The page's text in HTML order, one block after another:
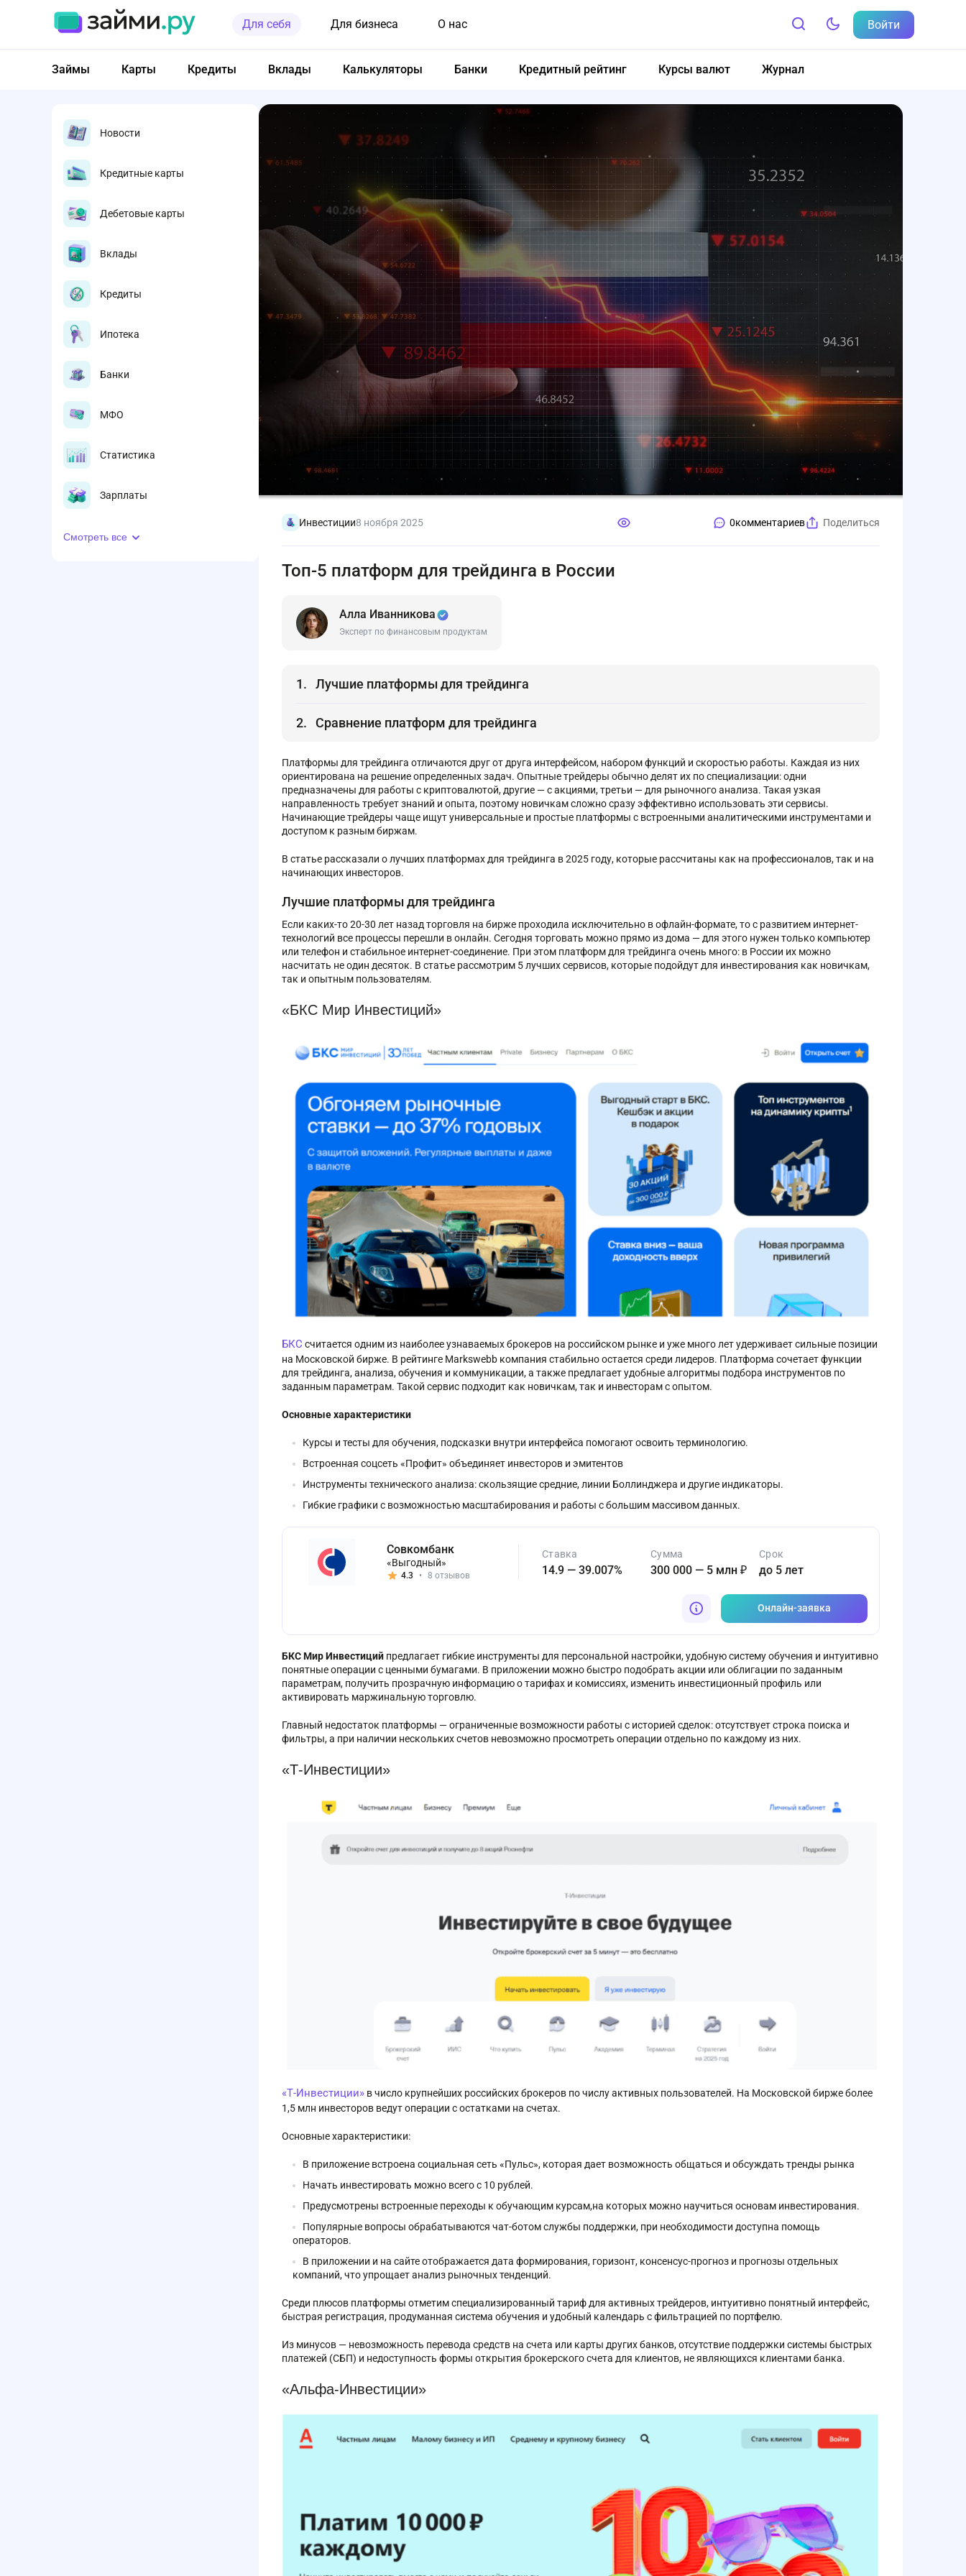
Для себя Для бизнеса О нас Войти
Займы Карты Кредиты Вклады Калькуляторы Банки Кредитный рейтинг Курсы валют Журнал
Новости
Кредитные карты
Дебетовые карты
Вклады
Кредиты
Ипотека
Банки
МФО
Статистика
Зарплаты
Смотреть все
Инвестиции8 ноября 2025 0комментариев Поделиться
Топ-5 платформ для трейдинга в России
Алла Иванникова
Эксперт по финансовым продуктам
Лучшие платформы для трейдинга
Сравнение платформ для трейдинга
Платформы для трейдинга отличаются друг от друга интерфейсом, набором функций и скоростью работы. Каждая из них
ориентирована на решение определенных задач. Опытные трейдеры обычно делят их по специализации: одни
предназначены для работы с криптовалютой, другие — с акциями, третьи — для рыночного анализа. Такая узкая
направленность требует знаний и опыта, поэтому новичкам сложно сразу эффективно использовать эти сервисы.
Начинающие трейдеры чаще ищут универсальные и простые платформы с встроенными аналитическими инструментами и
доступом к разным биржам.
В статье рассказали о лучших платформах для трейдинга в 2025 году, которые рассчитаны как на профессионалов, так и на
начинающих инвесторов.
Лучшие платформы для трейдинга
Если каких-то 20-30 лет назад торговля на бирже проходила исключительно в офлайн-формате, то с развитием интернет-
технологий все процессы перешли в онлайн. Сегодня торговать можно прямо из дома — для этого нужен только компьютер
или телефон и стабильное интернет-соединение. При этом платформ для трейдинга очень много: в России их можно
насчитать не один десяток. В статье рассмотрим 5 лучших сервисов, которые подойдут для инвестирования как новичкам,
так и опытным пользователям.
«БКС Мир Инвестиций»
БКС считается одним из наиболее узнаваемых брокеров на российском рынке и уже много лет удерживает сильные позиции
на Московской бирже. В рейтинге Markswebb компания стабильно остается среди лидеров. Платформа сочетает функции
для трейдинга, анализа, обучения и коммуникации, а также предлагает удобные алгоритмы подбора инструментов по
заданным параметрам. Такой сервис подходит как новичкам, так и инвесторам с опытом.
Основные характеристики
Курсы и тесты для обучения, подсказки внутри интерфейса помогают освоить терминологию.
Встроенная соцсеть «Профит» объединяет инвесторов и эмитентов
Инструменты технического анализа: скользящие средние, линии Боллинджера и другие индикаторы.
Гибкие графики с возможностью масштабирования и работы с большим массивом данных.
Совкомбанк
«Выгодный»
4.3 • 8 отзывов
Ставка
14.9 — 39.007%
Сумма
300 000 — 5 млн ₽
Срок
до 5 лет
Онлайн-заявка
БКС Мир Инвестиций предлагает гибкие инструменты для персональной настройки, удобную систему обучения и интуитивно
понятные операции с ценными бумагами. В приложении можно быстро подобрать акции или облигации по заданным
параметрам, получить прозрачную информацию о тарифах и комиссиях, изменить инвестиционный профиль или
активировать маржинальную торговлю.
Главный недостаток платформы — ограниченные возможности работы с историей сделок: отсутствует строка поиска и
фильтры, а при наличии нескольких счетов невозможно просмотреть операции отдельно по каждому из них.
«Т-Инвестиции»
«Т-Инвестиции» в число крупнейших российских брокеров по числу активных пользователей. На Московской бирже более
1,5 млн инвесторов ведут операции с остатками на счетах.
Основные характеристики:
В приложение встроена социальная сеть «Пульс», которая дает возможность общаться и обсуждать тренды рынка
Начать инвестировать можно всего с 10 рублей.
Предусмотрены встроенные переходы к обучающим курсам,на которых можно научиться основам инвестирования.
Популярные вопросы обрабатываются чат-ботом службы поддержки, при необходимости доступна помощь
операторов.
В приложении и на сайте отображается дата формирования, горизонт, консенсус-прогноз и прогнозы отдельных
компаний, что упрощает анализ рыночных тенденций.
Среди плюсов платформы отметимспециализированный тариф для активных трейдеров, интуитивно понятный интерфейс,
быстрая регистрация, продуманная система обучения и удобный календарь с фильтрацией по портфелю.
Из минусов — невозможность перевода средств на счета или карты других банков, отсутствие поддержки системы быстрых
платежей (СБП) и недоступность формы открытия брокерского счета для клиентов, не являющихся клиентами банка.
«Альфа-Инвестиции»